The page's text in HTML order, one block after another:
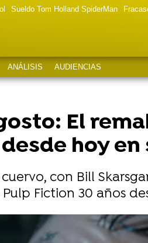
Sueldo Tom Holland SpiderMan
ANÁLISIS AUDIENCIAS
El
hoy en
con Bill
Fiction 30 años